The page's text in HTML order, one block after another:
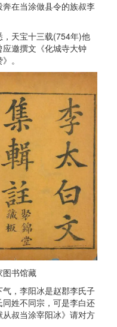
在当涂做县令的族叔李
天宝十三载(754年)他
邀撰文《化城寺大钟
。
书馆藏
，李阳冰是赵郡李氏子
姓不同宗，可是李白还
叔当涂宰阳冰》请对方